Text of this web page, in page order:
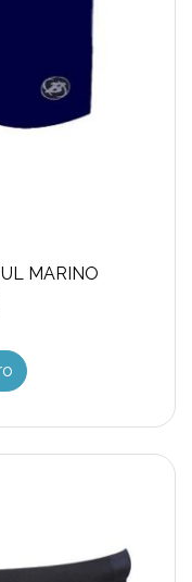
MARINO